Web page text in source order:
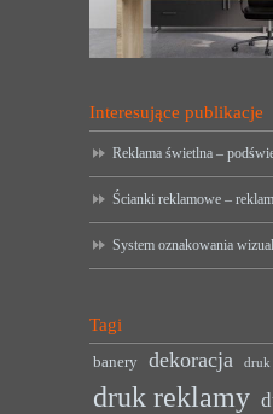
Interesujące publikacje
Reklama świetlna –
Ścianki reklamowe –
System oznakowania
Tagi
banery dekoracja druk
druk reklamy